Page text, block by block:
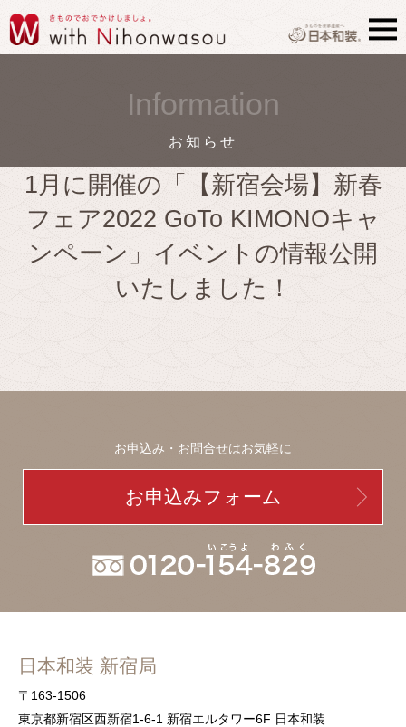
Information
お知らせ
1月に開催の「【新宿会場】新春
フェア2022 GoTo KIMONOキャ
ンペーン」イベントの情報公開
いたしました！
お申込み・お問合せはお気軽に
お申込みフォーム
日本和装 新宿局
〒163-1506
東京都新宿区西新宿1-6-1 新宿エルタワー6F 日本和装